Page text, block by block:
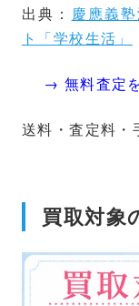
出典： 慶應義
ト「学校生活」
→ 無料査定
送料・査定料・
買取対象